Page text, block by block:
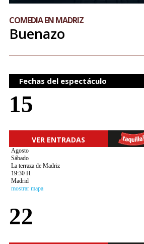
COMEDIA EN MADRIZ
Buenazo
Fechas del espectáculo
15
VER ENTRADAS
Agosto
Sábado
La terraza de Madriz
19:30 H
Madrid
mostrar mapa
22